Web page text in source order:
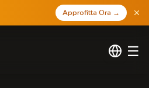
Approfitta Ora →
☰